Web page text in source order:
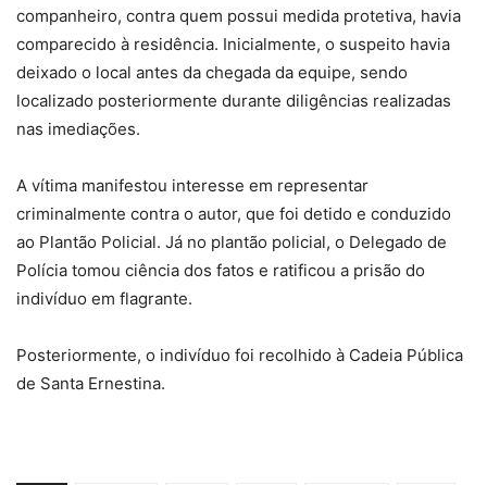
companheiro, contra quem possui medida protetiva, havia
comparecido à residência. Inicialmente, o suspeito havia
deixado o local antes da chegada da equipe, sendo
localizado posteriormente durante diligências realizadas
nas imediações.
A vítima manifestou interesse em representar
criminalmente contra o autor, que foi detido e conduzido
ao Plantão Policial. Já no plantão policial, o Delegado de
Polícia tomou ciência dos fatos e ratificou a prisão do
indivíduo em flagrante. ‎ ‎
Posteriormente, o indivíduo foi recolhido à Cadeia Pública
de Santa Ernestina. ‎